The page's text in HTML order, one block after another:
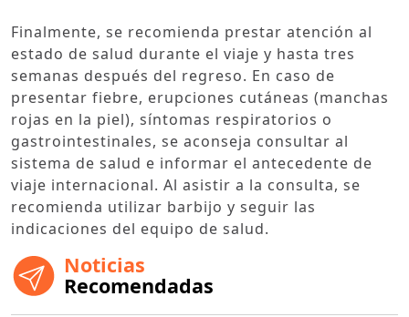
Finalmente, se recomienda prestar atención al
estado de salud durante el viaje y hasta tres
semanas después del regreso. En caso de
presentar fiebre, erupciones cutáneas (manchas
rojas en la piel), síntomas respiratorios o
gastrointestinales, se aconseja consultar al
sistema de salud e informar el antecedente de
viaje internacional. Al asistir a la consulta, se
recomienda utilizar barbijo y seguir las
indicaciones del equipo de salud.
Noticias
Recomendadas